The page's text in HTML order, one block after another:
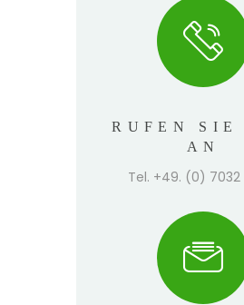
RUFEN SIE
AN
Tel. +49. (0) 7032